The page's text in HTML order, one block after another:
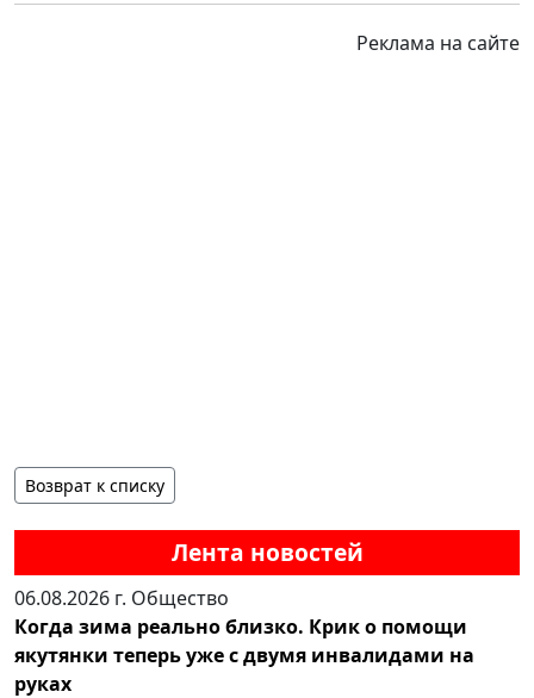
Лента новостей
06.08.2026 г. Общество
Когда зима реально близко. Крик о помощи
якутянки теперь уже с двумя инвалидами на
руках
Реклама на сайте
Возврат к списку